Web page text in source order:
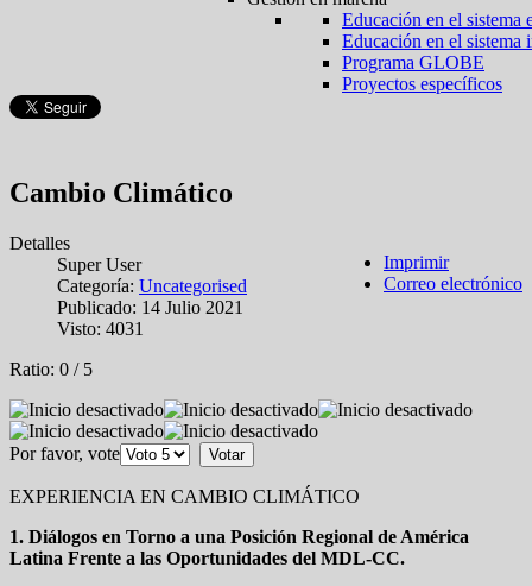
Educación en el sistema
Educación en el sistema
Programa GLOBE
Proyectos específicos
Cambio Climático
Imprimir
Correo electrónico
Detalles
Super User
Categoría: Uncategorised
Publicado: 14 Julio 2021
Visto: 4031
Ratio: 0 / 5
Por favor, vote
EXPERIENCIA EN CAMBIO CLIMÁTICO
1. Diálogos en Torno a una Posición Regional de América
Latina Frente a las Oportunidades del MDL-CC.